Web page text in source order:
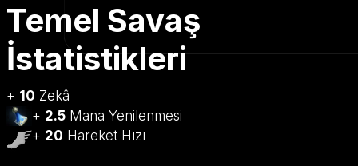
Temel Savaş
İstatistikleri
+ 10 Zekâ
+ 2.5 Mana Yenilenmesi
+ 20 Hareket Hızı